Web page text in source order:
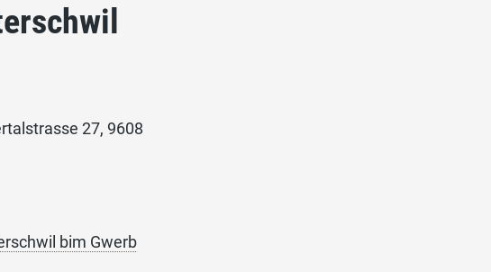
27, 9608
bim Gwerb